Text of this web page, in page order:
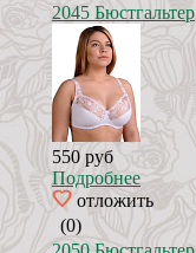
2045 Бюстгальтер
550 руб
Подробнее
отложить
(0)